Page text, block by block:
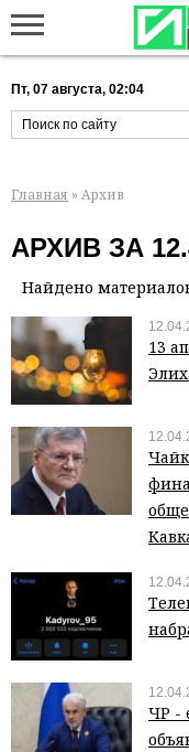
Пт, 07 августа, 02:04
Главная » Архив
АРХИВ ЗА
Найдено
13
ЧР -